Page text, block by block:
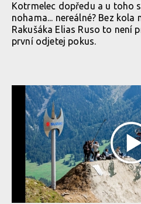
Kotrmelec dopředu a u toho
nohama... nereálné? Bez
Rakušáka Elias Ruso to není
první odjetej pokus.